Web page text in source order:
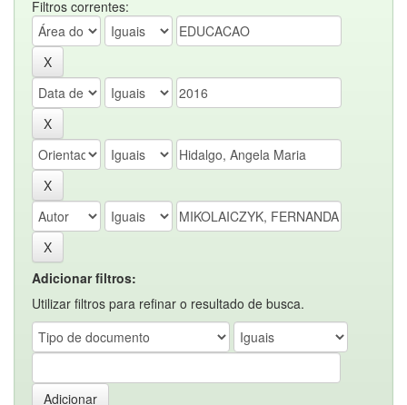
Filtros correntes:
Adicionar filtros:
Utilizar filtros para refinar o resultado de busca.